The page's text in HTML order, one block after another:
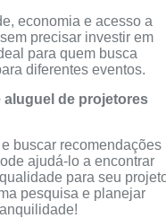
economia e acesso a
precisar investir em
para quem busca
diferentes eventos.
aluguel de projetores
buscar recomendações
ajudá-lo a encontrar
para seu
pesquisa e planejar